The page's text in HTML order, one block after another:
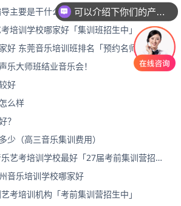
主要是干什么？
培训学校哪家好「集训班招生中」
好 东莞音乐培训班排名「预约名师」
乐大师班结业音乐会！
好
么样
？
少（高三音乐集训费用）
艺考培训学校最好「27届考前集训营招
音乐培训学校哪家好
考培训机构「考前集训营招生中」
你们是怎么收费的呢